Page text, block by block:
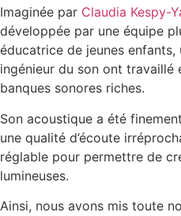
Imaginée par Claudia Kespy-
développée par une équipe
éducatrice de jeunes
ingénieur du son ont travaillé
banques sonores riches.
Son acoustique a été
une qualité d’écoute
réglable pour permettre de
lumineuses.
Ainsi, nous avons mis toute